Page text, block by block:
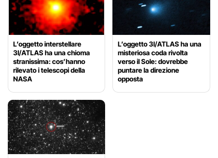
L’oggetto interstellare
3I/ATLAS ha una chioma
stranissima: cos’hanno
rilevato i telescopi della
NASA
L’oggetto 3I/ATLAS ha una
misteriosa coda rivolta
verso il Sole: dovrebbe
puntare la direzione
opposta